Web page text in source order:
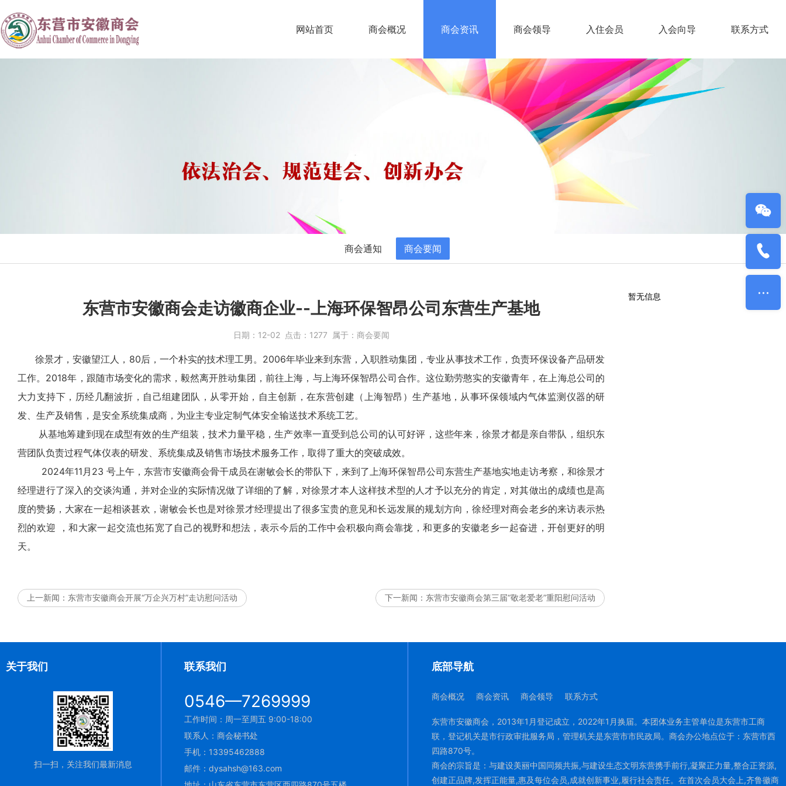
网站首页 商会概况 商会资讯 商会领导 入住会员 入会向导 联系方式
商会通知 商会要闻
暂无信息
东营市安徽商会走访徽商企业--上海环保智昂公司东营生产基地
日期： 12-02 点击： 1277 属于： 商会要闻
徐景才，安徽望江人，80后，一个朴实的技术理工男。2006年毕业来到东营，入职胜动集团，专业从事技术工作，负责环保设备产品研发
工作。2018年，跟随市场变化的需求，毅然离开胜动集团，前往上海，与上海环保智昂公司合作。这位勤劳憨实的安徽青年，在上海总公司的
大力支持下，历经几翻波折，自己组建团队，从零开始，自主创新，在东营创建（上海智昂）生产基地，从事环保领域内气体监测仪器的研
发、生产及销售，是安全系统集成商，为业主专业定制气体安全输送技术系统工艺。
从基地筹建到现在成型有效的生产组装，技术力量平稳，生产效率一直受到总公司的认可好评，这些年来，徐景才都是亲自带队，组织东
营团队负责过程气体仪表的研发、系统集成及销售市场技术服务工作，取得了重大的突破成效。
2024年11月23 号上午，东营市安徽商会骨干成员在谢敏会长的带队下，来到了上海环保智昂公司东营生产基地实地走访考察，和徐景才
经理进行了深入的交谈沟通，并对企业的实际情况做了详细的了解，对徐景才本人这样技术型的人才予以充分的肯定，对其做出的成绩也是高
度的赞扬，大家在一起相谈甚欢，谢敏会长也是对徐景才经理提出了很多宝贵的意见和长远发展的规划方向，徐经理对商会老乡的来访表示热
烈的欢迎 ，和大家一起交流也拓宽了自己的视野和想法，表示今后的工作中会积极向商会靠拢，和更多的安徽老乡一起奋进，开创更好的明
天。
上一新闻： 东营市安徽商会开展“万企兴万村”走访慰问活动 下一新闻： 东营市安徽商会第三届“敬老爱老”重阳慰问活动
关于我们
扫一扫，关注我们最新消息
联系我们
0546—7269999
工作时间：周一至周五 9:00-18:00
联系人：商会秘书处
手机：13395462888
邮件：dysahsh@163.com
底部导航
商会概况 商会资讯 商会领导 联系方式
东营市安徽商会，2013年1月登记成立，2022年1月换届。本团体业务主管单位是东营市工商
联，登记机关是市行政审批服务局，管理机关是东营市市民政局。商会办公地点位于：东营市西
四路870号。
商会的宗旨是：与建设美丽中国同频共振,与建设生态文明东营携手前行,凝聚正力量,整合正资源,
创建正品牌,发挥正能量,惠及每位会员,成就创新事业,履行社会责任。在首次会员大会上,齐鲁徽商